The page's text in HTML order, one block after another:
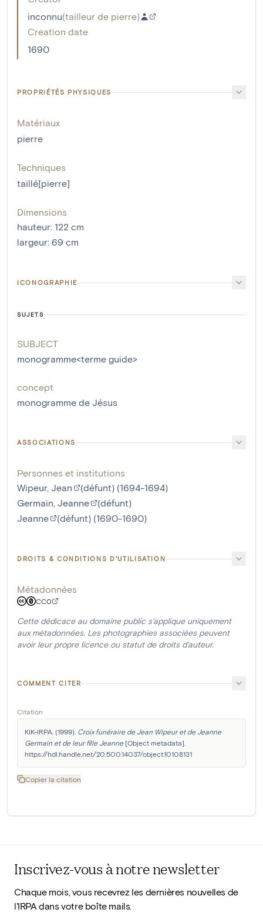
inconnu(tailleur de pierre)
Creation date
1690
PROPRIÉTÉS PHYSIQUES
Matériaux
pierre
Techniques
taillé[pierre]
Dimensions
hauteur: 122 cm
largeur: 69 cm
ICONOGRAPHIE
SUJETS
SUBJECT
monogramme<terme guide>
concept
monogramme de Jésus
ASSOCIATIONS
Personnes et institutions
Wipeur, Jean
(défunt) (1694-1694)
Germain, Jeanne
(défunt)
Jeanne
(défunt) (1690-1690)
DROITS & CONDITIONS D'UTILISATION
Métadonnées
CC0
Cette dédicace au domaine public s'applique uniquement
aux métadonnées. Les photographies associées peuvent
avoir leur propre licence ou statut de droits d'auteur.
COMMENT CITER
Citation
KIK-IRPA. (1999). Croix funéraire de Jean Wipeur et de Jeanne
Germain et de leur fille Jeanne [Object metadata].
https://hdl.handle.net/20.500.14037/object.10108131
Copier la citation
Inscrivez-vous à notre newsletter
Chaque mois, vous recevrez les dernières nouvelles de
l'IRPA dans votre boîte mails.